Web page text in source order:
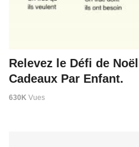
Relevez le Défi de
Cadeaux Par Enfant.
630K Vues